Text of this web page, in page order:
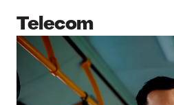
Telecom